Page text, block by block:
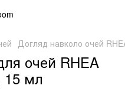
Догляд навколо очей
очей RHEA
15 мл